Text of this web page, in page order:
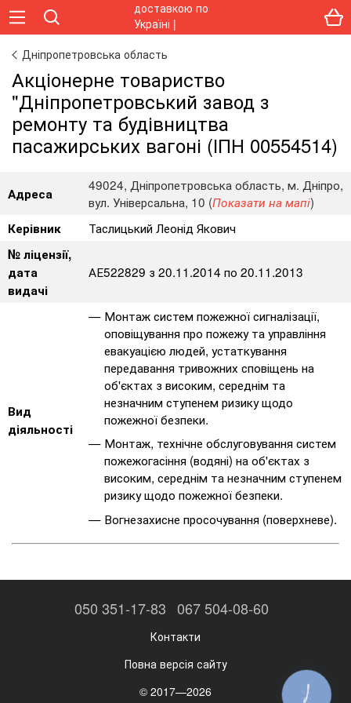
Дніпропетровська область
Акціонерне товариство
"Дніпропетровський завод з
ремонту та будівництва
пасажирських вагоні (ІПН 00554514)
Адреса
49024, Дніпропетровська область, м. Дніпро,
вул. Універсальна, 10 (Показати на мапі)
Керівник
Таслицький Леонід Якович
№ ліцензії,
дата
видачі
АЕ522829 з 20.11.2014 по 20.11.2013
Вид
діяльності
Монтаж систем пожежної сигналізації,
оповіщування про пожежу та управління
евакуацією людей, устаткування
передавання тривожних сповіщень на
об'єктах з високим, середнім та
незначним ступенем ризику щодо
пожежної безпеки.
Монтаж, технічне обслуговування систем
пожежогасіння (водяні) на об'єктах з
високим, середнім та незначним ступенем
ризику щодо пожежної безпеки.
Вогнезахисне просочування (поверхневе).
050 351-17-83 067 504-08-60
Контакти
Повна версія сайту
© 2017—2026
КНОПКА
ЗВ'ЯЗКУ